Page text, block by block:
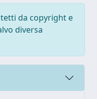
da copyright e
diversa